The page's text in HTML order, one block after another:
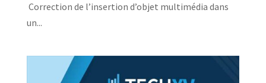
Correction de l’insertion d’objet multimédia dans
un...